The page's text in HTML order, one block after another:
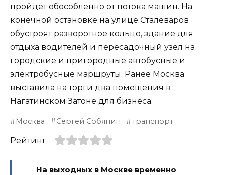
пройдет обособленно от потока машин. На
конечной остановке на улице Сталеваров
обустроят разворотное кольцо, здание для
отдыха водителей и пересадочный узел на
городские и пригородные автобусные и
электробусные маршруты. Ранее Москва
выставила на торги два помещения в
Нагатинском Затоне для бизнеса.
Москва Сергей Собянин транспорт
Рейтинг
На выходных в Москве временно